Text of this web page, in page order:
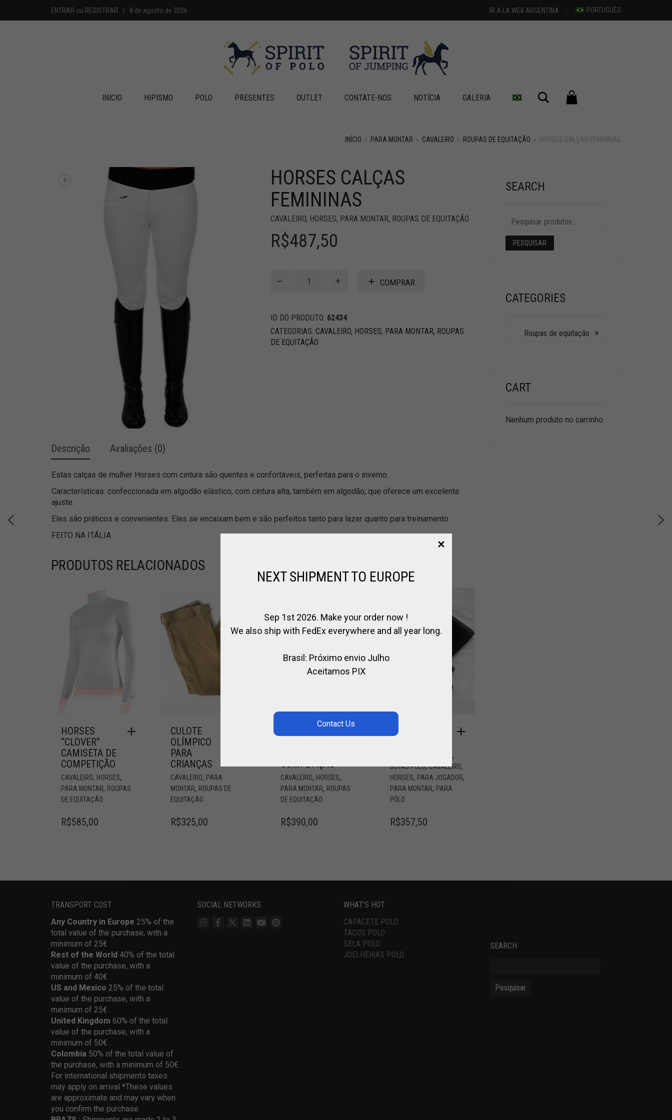
ENTRAR ou REGISTRAR | 8 de agosto de 2026 IR A LA WEB ARGENTINA PORTUGUÊS
INICIO HIPISMO POLO PRESENTES OUTLET CONTATE-NOS NOTÍCIA GALERIA Pesquisar
INÍCIO » PARA MONTAR » CAVALEIRO » ROUPAS DE EQUITAÇÃO » HORSES CALÇAS FEMININAS
+
HORSES CALÇAS
FEMININAS
CAVALEIRO, HORSES, PARA MONTAR, ROUPAS DE EQUITAÇÃO
R$487,50
COMPRAR
ID DO PRODUTO: 62434
CATEGORIAS: CAVALEIRO, HORSES, PARA MONTAR, ROUPAS
DE EQUITAÇÃO
Descrição Avaliações (0)
Estas calças de mulher Horses com cintura são quentes e confortáveis, perfeitas para o inverno.
Características: confeccionada em algodão elástico, com cintura alta, também em algodão, que oferece um excelente
ajuste.
Eles são práticos e convenientes. Eles se encaixam bem e são perfeitos tanto para lazer quanto para treinamento.
FEITO NA ITÁLIA
PRODUTOS RELACIONADOS
HORSES
“CLOVER”
CAMISETA DE
COMPETIÇÃO
CAVALEIRO, HORSES,
PARA MONTAR, ROUPAS
DE EQUITAÇÃO
R$585,00
CULOTE
OLÍMPICO
PARA
CRIANÇAS
CAVALEIRO, PARA
MONTAR, ROUPAS DE
EQUITAÇÃO
R$325,00
COMPETIÇÃO
CAVALEIRO, HORSES,
PARA MONTAR, ROUPAS
DE EQUITAÇÃO
R$390,00
PERNEIRA DE
,
BOTAS POLO,CAVALEIRO,
HORSES, PARA JOGADOR,
PARA MONTAR, PARA
PÓLO
R$357,50
SEARCH
PESQUISAR
CATEGORIES
×
Roupas de equitação
CART
Nenhum produto no carrinho.
TRANSPORT COST
Any Country in Europe 25% of the
total value of the purchase, with a
minimum of 25€
Rest of the World 40% of the total
value of the purchase, with a
minimum of 40€
US and Mexico 25% of the total
value of the purchase, with a
minimum of 25€ .
United Kingdom 60% of the total
value of the purchase, with a
minimum of 50€ .
Colombia 50% of the total value of
the purchase, with a minimum of 50€ .
For international shipments taxes
may apply on arrival *These values
are approximate and may vary when
you confirm the purchase
SOCIAL NETWORKS
WHAT’S HOT
CAPACETE POLO
TACOS POLO
SELA POLO
JOELHEIRAS POLO
SEARCH
NEXT SHIPMENT TO EUROPE
Sep 1st 2026. Make your order now !
We also ship with FedEx everywhere and all year long.
Brasil: Próximo envio Julho
Aceitamos PIX